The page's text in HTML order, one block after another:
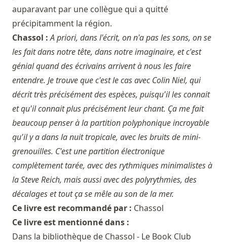
auparavant par une collègue qui a quitté
précipitamment la région.
Chassol :A priori, dans l'écrit, on n'a pas les sons, on se
les fait dans notre tête, dans notre imaginaire, et c'est
génial quand des écrivains arrivent à nous les faire
entendre. Je trouve que c'est le cas avec Colin Niel, qui
décrit très précisément des espèces, puisqu'il les connait
et qu'il connait plus précisément leur chant. Ça me fait
beaucoup penser à la partition polyphonique incroyable
qu'il y a dans la nuit tropicale, avec les bruits de mini-
grenouilles. C'est une partition électronique
complètement tarée, avec des rythmiques minimalistes à
la Steve Reich, mais aussi avec des polyrythmies, des
décalages et tout ça se mêle au son de la mer.
Ce livre est recommandé par : Chassol
Ce livre est mentionné dans :
Dans la bibliothèque de Chassol - Le Book Club